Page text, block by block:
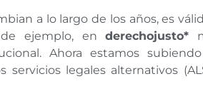
a lo largo de los años, es
de ejemplo, enderechojusto*
Ahora estamos
legales alternativos